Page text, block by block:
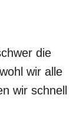
die
wir alle
wir schnell